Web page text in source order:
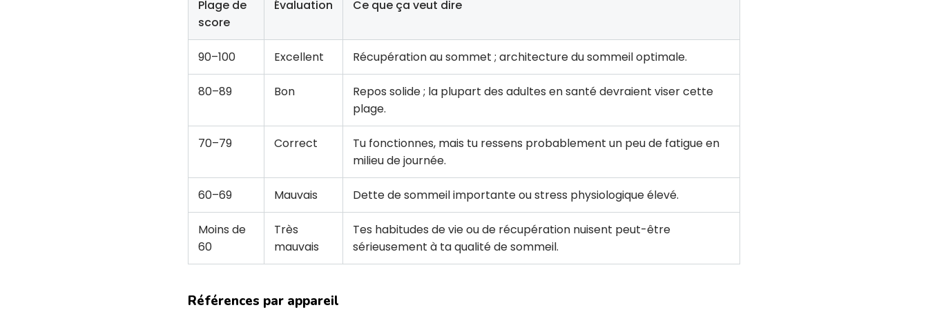
Plage de
score
Évaluation Ce que ça veut dire
90–100 Excellent Récupération au sommet ; architecture du sommeil optimale.
80–89 Bon
Repos solide ; la plupart des adultes en santé devraient viser cette
plage.
70–79 Correct
Tu fonctionnes, mais tu ressens probablement un peu de fatigue en
milieu de journée.
60–69 Mauvais Dette de sommeil importante ou stress physiologique élevé.
Moins de
60
Très
mauvais
Tes habitudes de vie ou de récupération nuisent peut-être
sérieusement à ta qualité de sommeil.
Références par appareil